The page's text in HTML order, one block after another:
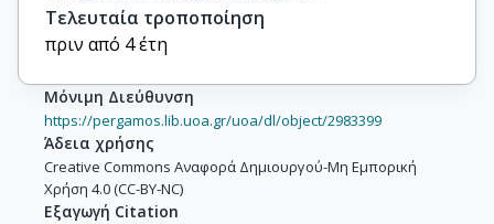
Τελευταία τροποποίηση
πριν από 4 έτη
Μόνιμη Διεύθυνση
https://pergamos.lib.uoa.gr/uoa/dl/object/2983399
Άδεια χρήσης
Creative Commons Αναφορά Δημιουργού-Μη Εμπορική
Χρήση 4.0 (CC-BY-NC)
Εξαγωγή Citation